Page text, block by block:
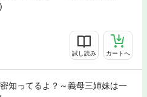
試し読み カートへ
知ってるよ？～義母三姉妹は一